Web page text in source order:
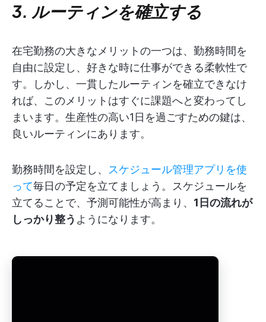
3. ルーティンを確立する
在宅勤務の大きなメリットの一つは、勤務時間を
自由に設定し、好きな時に仕事ができる柔軟性で
す。しかし、一貫したルーティンを確立できなけ
れば、このメリットはすぐに課題へと変わってし
まいます。生産性の高い1日を過ごすための鍵は、
良いルーティンにあります。
勤務時間を設定し、
スケジュール管理アプリを使
って毎日の予定を立てましょう。スケジュールを
立てることで、予測可能性が高まり、 1日の流れが
しっかり整う ようになります。